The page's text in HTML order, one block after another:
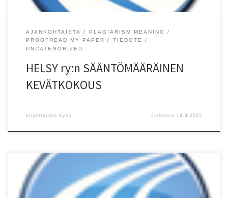
AJANKOHTAISTA
PLAGIARISM MEANING
PROOFREAD MY PAPER
TIEDOTE
UNCATEGORIZED
HELSY ry:n SÄÄNTÖMÄÄRÄINEN
KEVÄTKOKOUS
kirjoittajalta Kylis Julkaistu 14.4.2025